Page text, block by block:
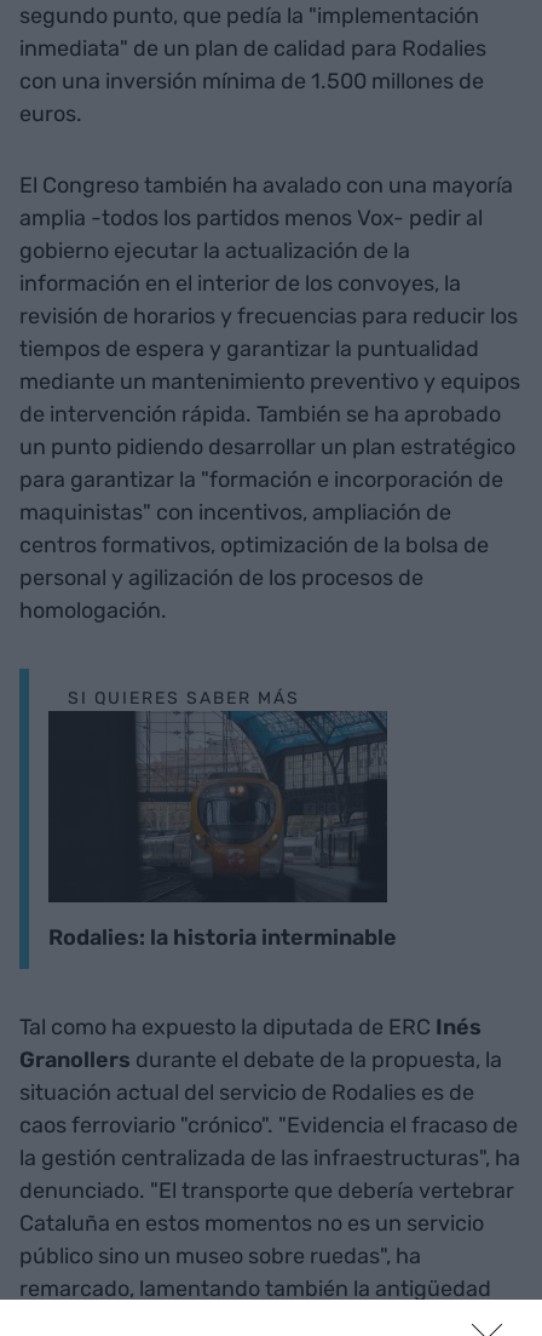
segundo punto, que pedía la "implementación
inmediata" de un plan de calidad para Rodalies
con una inversión mínima de 1.500 millones de
euros.
El Congreso también ha avalado con una mayoría
amplia -todos los partidos menos Vox- pedir al
gobierno ejecutar la actualización de la
información en el interior de los convoyes, la
revisión de horarios y frecuencias para reducir los
tiempos de espera y garantizar la puntualidad
mediante un mantenimiento preventivo y equipos
de intervención rápida. También se ha aprobado
un punto pidiendo desarrollar un plan estratégico
para garantizar la "formación e incorporación de
maquinistas" con incentivos, ampliación de
centros formativos, optimización de la bolsa de
personal y agilización de los procesos de
homologación.
SI QUIERES SABER MÁS
Rodalies: la historia interminable
Tal como ha expuesto la diputada de ERC Inés
Granollers durante el debate de la propuesta, la
situación actual del servicio de Rodalies es de
caos ferroviario "crónico". "Evidencia el fracaso de
la gestión centralizada de las infraestructuras", ha
denunciado. "El transporte que debería vertebrar
Cataluña en estos momentos no es un servicio
público sino un museo sobre ruedas", ha
remarcado, lamentando también la antigüedad